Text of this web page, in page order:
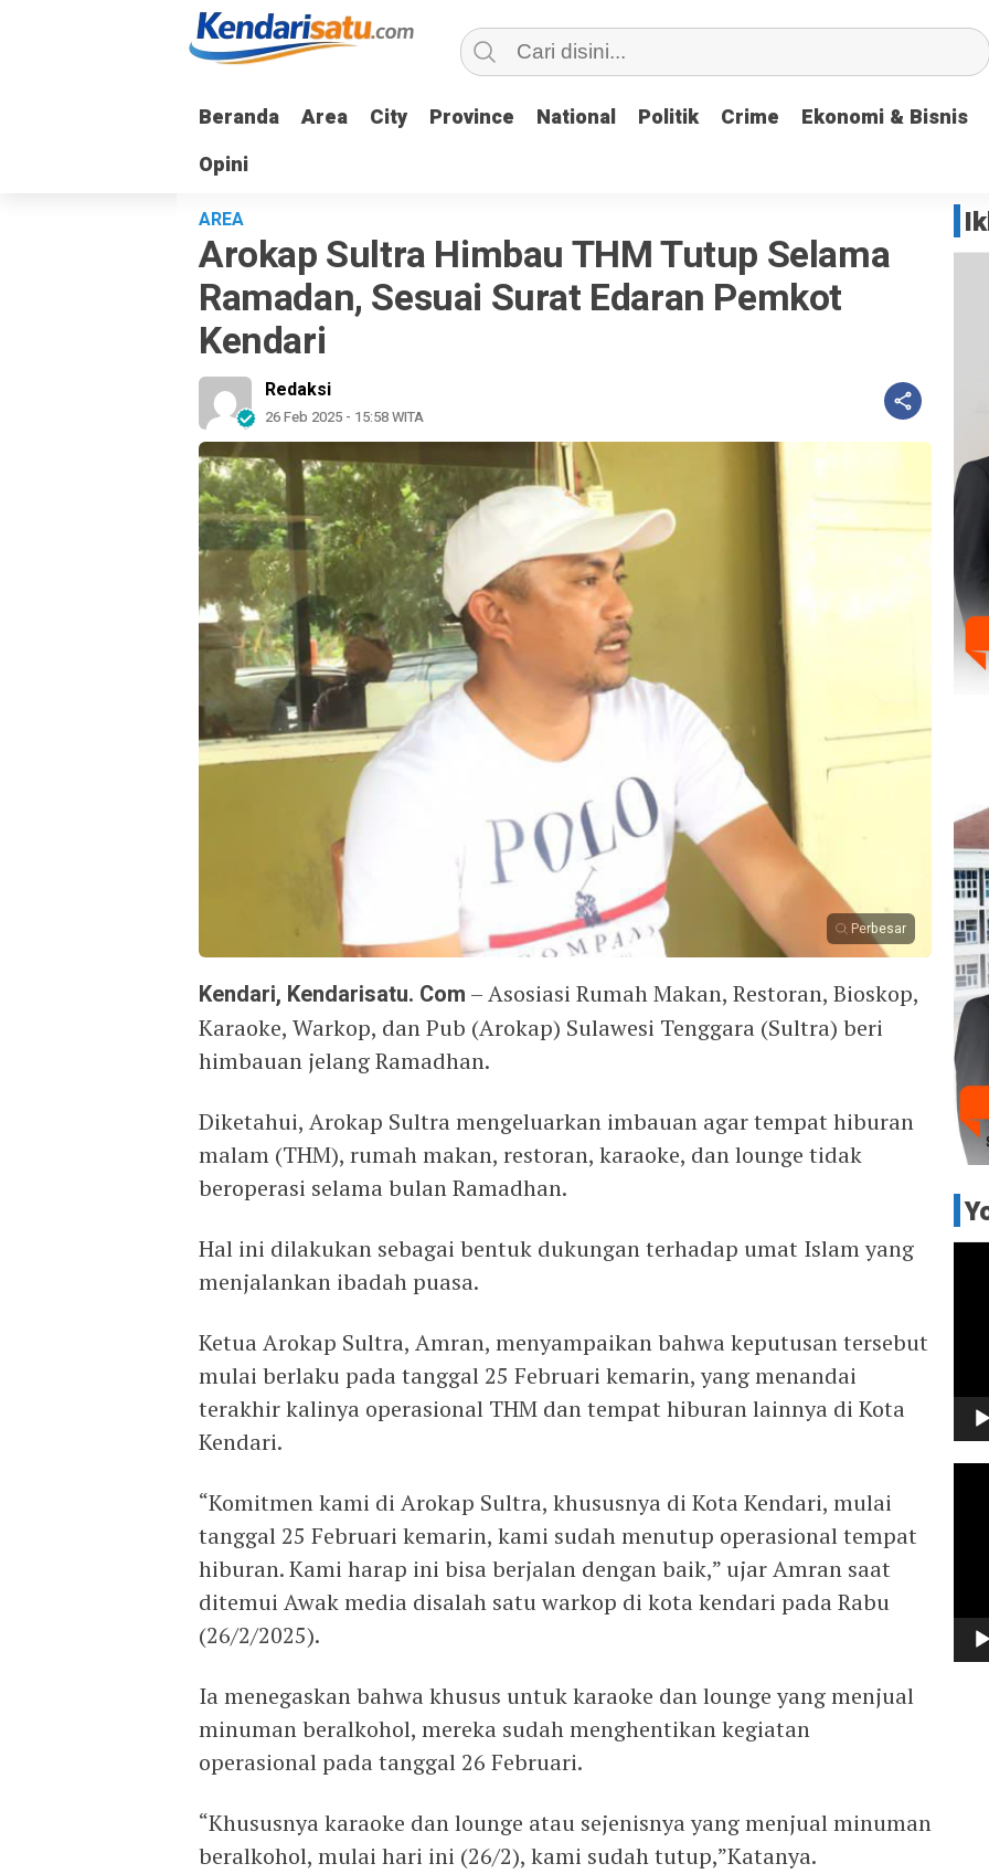
Beranda Area City Province National Politik Crime Ekonomi & Bisnis
Opini
Beranda Area City Province National Politik Crime Ekonomi & Bisnis
Opini
AREA
Arokap Sultra Himbau THM Tutup Selama
Ramadan, Sesuai Surat Edaran Pemkot
Kendari
Redaksi
26 Feb 2025 - 15:58 WITA
Perbesar
Kendari, Kendarisatu. Com – Asosiasi Rumah Makan, Restoran, Bioskop,
Karaoke, Warkop, dan Pub (Arokap) Sulawesi Tenggara (Sultra) beri
himbauan jelang Ramadhan.
Diketahui, Arokap Sultra mengeluarkan imbauan agar tempat hiburan
malam (THM), rumah makan, restoran, karaoke, dan lounge tidak
beroperasi selama bulan Ramadhan.
Hal ini dilakukan sebagai bentuk dukungan terhadap umat Islam yang
menjalankan ibadah puasa.
Ketua Arokap Sultra, Amran, menyampaikan bahwa keputusan tersebut
mulai berlaku pada tanggal 25 Februari kemarin, yang menandai
terakhir kalinya operasional THM dan tempat hiburan lainnya di Kota
Kendari.
“Komitmen kami di Arokap Sultra, khususnya di Kota Kendari, mulai
tanggal 25 Februari kemarin, kami sudah menutup operasional tempat
hiburan. Kami harap ini bisa berjalan dengan baik,” ujar Amran saat
ditemui Awak media disalah satu warkop di kota kendari pada Rabu
(26/2/2025).
Ia menegaskan bahwa khusus untuk karaoke dan lounge yang menjual
minuman beralkohol, mereka sudah menghentikan kegiatan
operasional pada tanggal 26 Februari.
“Khususnya karaoke dan lounge atau sejenisnya yang menjual minuman
beralkohol, mulai hari ini (26/2), kami sudah tutup,”Katanya.